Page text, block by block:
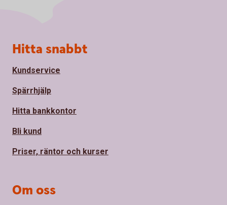
Sidfot
Hitta snabbt
Kundservice
Spärrhjälp
Hitta bankkontor
Bli kund
Priser, räntor och kurser
Om oss